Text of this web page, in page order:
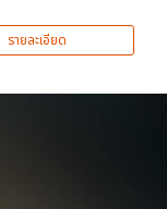
รายละเอียด